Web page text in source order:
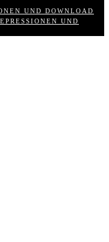
UND DOWNLOAD
UND